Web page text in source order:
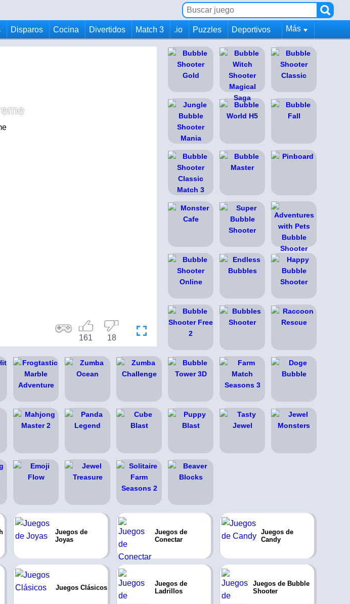
Disparos Cocina Divertidos Match 3 .io Puzzles Deportivos Más
18
161
Juegos de
Joyas
Juegos de
Conectar
Juegos de
Candy
Juegos Clásicos
Juegos de
Ladrillos
Juegos de Bubble
Shooter